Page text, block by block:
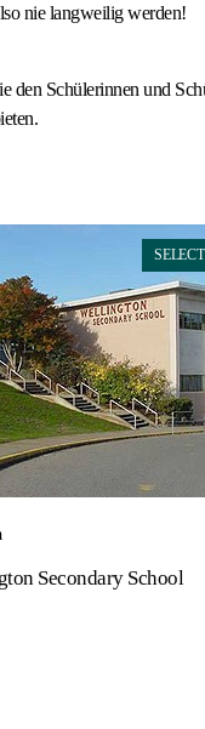
nie langweilig werden!
den Schülerinnen und
SELECT
Secondary School